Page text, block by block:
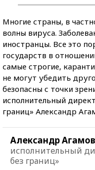
Многие страны, в
волны вируса.
иностранцы. Все это
государств в
самые строгие,
не могут убедить
безопасны с точки
исполнительный
границ» Александр
Александр Агамов
исполнительный
без границ»